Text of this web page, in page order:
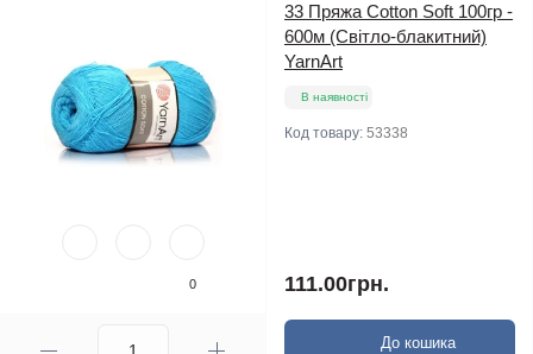
0
33 Пряжа Cotton Soft 100гр -
600м (Світло-блакитний)
YarnArt
В наявності
Код товару: 53338
111.00грн.
До кошика